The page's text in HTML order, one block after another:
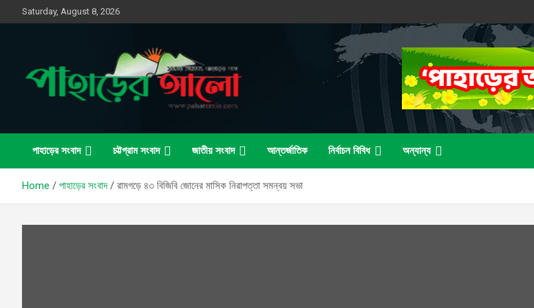
to
Saturday, August 8, 2026
পাহাড়ের আলো
পাহাড়ের সংবাদ চট্টগ্রাম সংবাদ জাতীয় সংবাদ আন্তর্জাতিক নির্বাচন বিবিধ অন্যান্য
Home পাহাড়ের সংবাদ রামগড়ে ৪৩ বিজিবি জোনের মাসিক নিরাপত্তা সমন্বয় সভা